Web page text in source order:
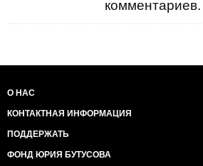
комментариев.
О НАС
КОНТАКТНАЯ ИНФОРМАЦИЯ
ПОДДЕРЖАТЬ
ФОНД ЮРИЯ БУТУСОВА